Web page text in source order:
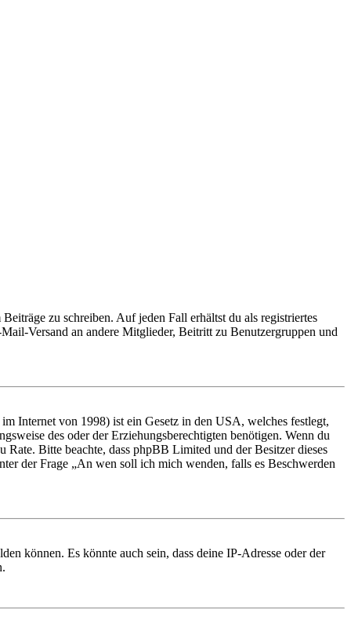
zu schreiben. Auf jeden Fall erhältst du als registriertes
Versand an andere Mitglieder, Beitritt zu Benutzergruppen und
Internet von 1998) ist ein Gesetz in den USA, welches festlegt,
des oder der Erziehungsberechtigten benötigen. Wenn du
Bitte beachte, dass phpBB Limited und der Besitzer dieses
der Frage „An wen soll ich mich wenden, falls es Beschwerden
können. Es könnte auch sein, dass deine IP-Adresse oder der